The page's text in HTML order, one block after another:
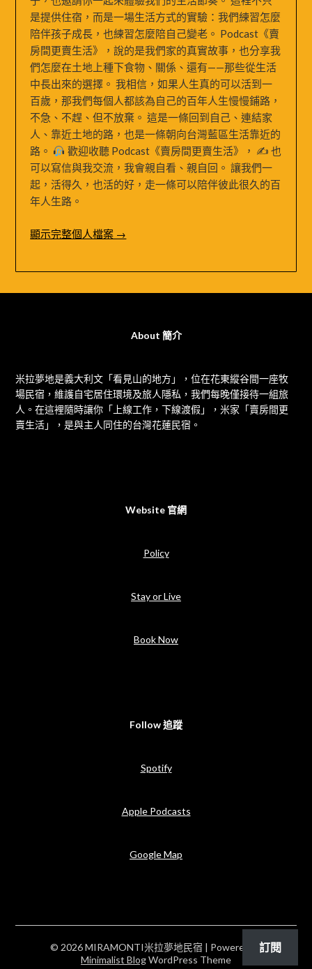
是提供住宿，而是一場生活方式的實驗：我們練習怎麼
陪伴孩子成長，也練習怎麼陪自己變老。 Podcast《賣
房間更賣生活》，說的是我們家的真實故事，也分享我
們怎麼在土地上種下食物、關係、還有——那些從生活
中長出來的選擇。 我相信，如果人生真的可以活到一
百歲，那我們每個人都該為自己的百年人生慢慢鋪路，
不急、不趕、但不放棄。 這是一條回到自己、連結家
人、靠近土地的路，也是一條朝向台灣藍區生活靠近的
路。
歡迎收聽 Podcast《賣房間更賣生活》， ✍ 也
可以寫信與我交流，我會親自看、親自回。 讓我們一
起，活得久，也活的好，走一條可以陪伴彼此很久的百
年人生路。
顯示完整個人檔案 →
About 簡介
米拉夢地是義大利文「看見山的地方」，位在花東縱谷間一座牧
場民宿，維護自宅居住環境及旅人隱私，我們每晚僅接待一組旅
人。在這裡隨時讓你「上線工作，下線渡假」，米家「賣房間更
賣生活」，是與主人同住的台灣花蓮民宿。
Website 官網
Policy
Stay or Live
Book Now
Follow 追蹤
Spotify
Apple Podcasts
Google Map
© 2026 MIRAMONTI米拉夢地民宿 | Powered by
Minimalist BlogWordPress Theme
訂閱